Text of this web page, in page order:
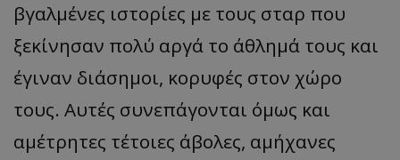
βγαλμένες ιστορίες με τους σταρ που
ξεκίνησαν πολύ αργά το άθλημά τους και
έγιναν διάσημοι, κορυφές στον χώρο
τους. Αυτές συνεπάγονται όμως και
αμέτρητες τέτοιες άβολες, αμήχανες